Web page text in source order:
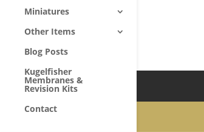
Miniatures
Other Items
Blog Posts
Kugelfisher
Membranes &
Revision Kits
Contact